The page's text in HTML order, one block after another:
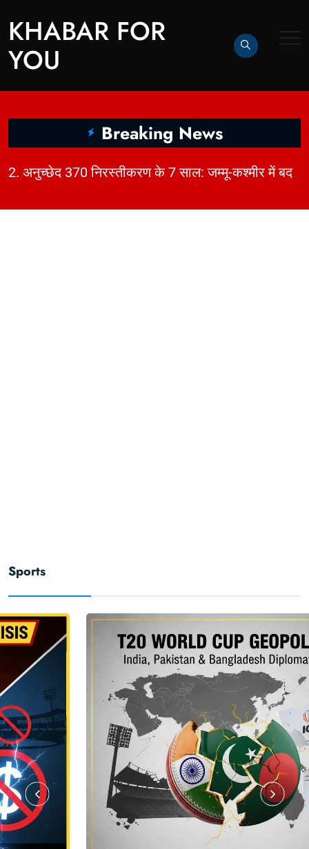
KHABAR FOR
YOU
Breaking News
|
2. अनुच्छेद 370 निरस्तीकरण के 7 साल: जम्मू-कश्मीर में बदलाव, चुनौतियाँ और विकास | KhabarForYou
Sports